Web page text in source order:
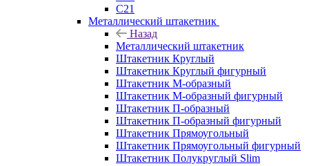
С21
Металлический штакетник
Назад
Металлический штакетник
Штакетник Круглый
Штакетник Круглый фигурный
Штакетник М-образный
Штакетник М-образный фигурный
Штакетник П-образный
Штакетник П-образный фигурный
Штакетник Прямоугольный
Штакетник Прямоугольный фигурный
Штакетник Полукруглый Slim